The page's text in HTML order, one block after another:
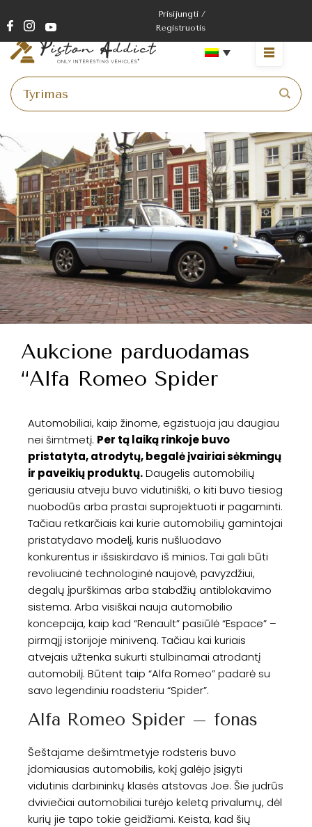
Prisijungti /
Registruotis
Aukcione parduodamas
“Alfa Romeo Spider
Automobiliai, kaip žinome, egzistuoja jau daugiau
nei šimtmetį. Per tą laiką rinkoje buvo
pristatyta, atrodytų, begalė įvairiai sėkmingų
ir paveikių produktų.Daugelis automobilių
geriausiu atveju buvo vidutiniški, o kiti buvo tiesiog
nuobodūs arba prastai suprojektuoti ir pagaminti.
Tačiau retkarčiais kai kurie automobilių gamintojai
pristatydavo modelį, kuris nušluodavo
konkurentus ir išsiskirdavo iš minios. Tai gali būti
revoliucinė technologinė naujovė, pavyzdžiui,
degalų įpurškimas arba stabdžių antiblokavimo
sistema. Arba visiškai nauja automobilio
koncepcija, kaip kad “Renault” pasiūlė “Espace” –
pirmąjį istorijoje miniveną. Tačiau kai kuriais
atvejais užtenka sukurti stulbinamai atrodantį
automobilį. Būtent taip “Alfa Romeo” padarė su
savo legendiniu roadsteriu “Spider”.
Alfa Romeo Spider – fonas
Šeštajame dešimtmetyje rodsteris buvo
įdomiausias automobilis, kokį galėjo įsigyti
vidutinis darbininkų klasės atstovas Joe. Šie judrūs
dviviečiai automobiliai turėjo keletą privalumų, dėl
kurių jie tapo tokie geidžiami. Keista, kad šių